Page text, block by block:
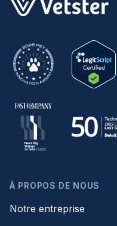
À PROPOS DE NOUS
Notre entreprise